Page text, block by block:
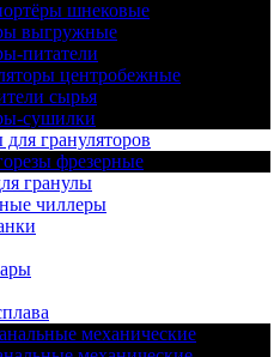
шнековые
выгружные
питатели
центробежные
сырья
сушилки
грануляторов
фрезерные
гранулы
чиллеры
механические